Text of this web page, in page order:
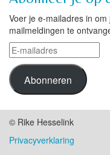
Voer je e-mailadres in
mailmeldingen te
E-
mailadres
Abonneren
© Rike Hesselink
Privacyverklaring